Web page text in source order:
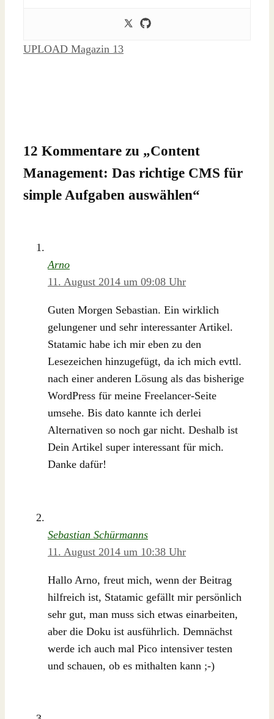
Schlagwörter
UPLOAD Magazin 13
12 Kommentare zu „Content
Management: Das richtige CMS für
simple Aufgaben auswählen“
Arno
11. August 2014 um 09:08 Uhr
Guten Morgen Sebastian. Ein wirklich
gelungener und sehr interessanter Artikel.
Statamic habe ich mir eben zu den
Lesezeichen hinzugefügt, da ich mich evttl.
nach einer anderen Lösung als das bisherige
WordPress für meine Freelancer-Seite
umsehe. Bis dato kannte ich derlei
Alternativen so noch gar nicht. Deshalb ist
Dein Artikel super interessant für mich.
Danke dafür!
Sebastian Schürmanns
11. August 2014 um 10:38 Uhr
Hallo Arno, freut mich, wenn der Beitrag
hilfreich ist, Statamic gefällt mir persönlich
sehr gut, man muss sich etwas einarbeiten,
aber die Doku ist ausführlich. Demnächst
werde ich auch mal Pico intensiver testen
und schauen, ob es mithalten kann ;-)